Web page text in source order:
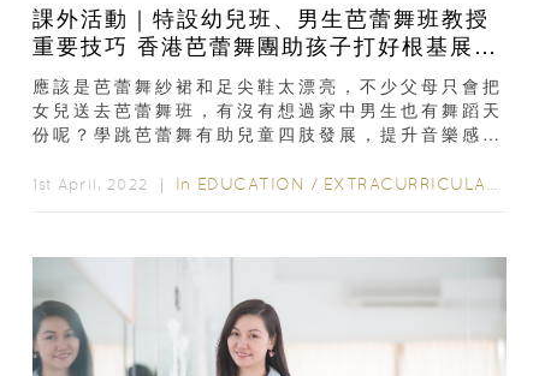
課外活動｜特設幼兒班、男生芭蕾舞班教授
重要技巧 香港芭蕾舞團助孩子打好根基展現
天賦
應該是芭蕾舞紗裙和足尖鞋太漂亮，不少父母只會把
女兒送去芭蕾舞班，有沒有想過家中男生也有舞蹈天
份呢？學跳芭蕾舞有助兒童四肢發展，提升音樂感，
的幼兒班，...
1st April, 2022 ｜ In EDUCATION / EXTRACURRICULAR ACTIVITIES